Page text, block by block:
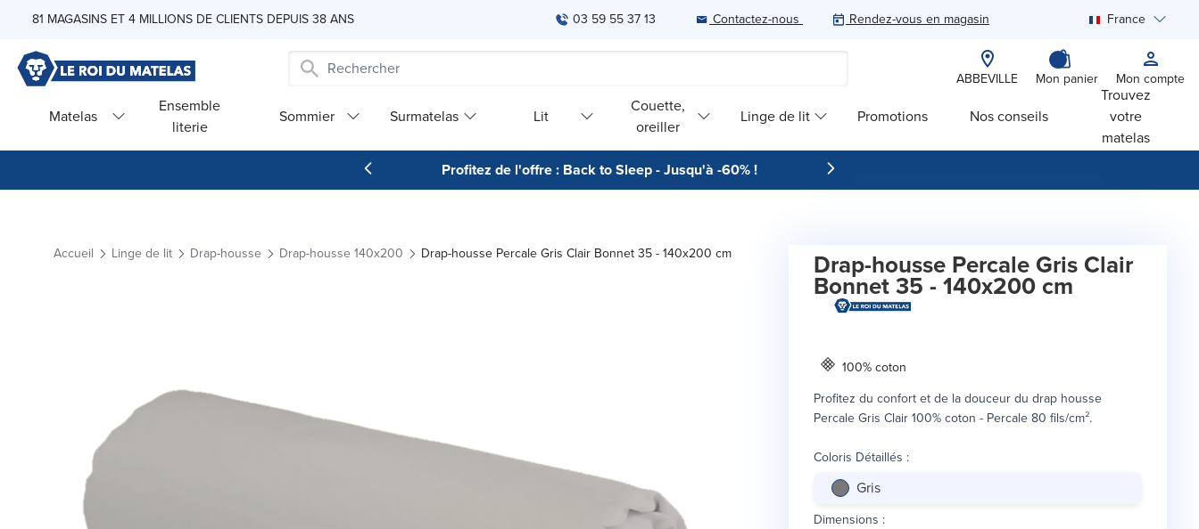
Skip to Content
81 MAGASINS ET 4 MILLIONS DE CLIENTS DEPUIS 38 ANS 03 59 55 37 13 Contactez-nous Rendez-vous en magasin France
ABBEVILLE Mon panier Mon compte
Matelas
Ensemble
literie
Sommier Surmatelas Lit
Couette,
oreiller
Linge de lit Promotions Nos conseils
Trouvez
votre
matelas
Profitez de l'offre : Back to Sleep - Jusqu'à -60% !
Accueil Linge de lit Drap-housse Drap-housse 140x200 Drap-housse Percale Gris Clair Bonnet 35 - 140x200 cm Drap-housse Percale Gris Clair
Bonnet 35 - 140x200 cm
100% coton
Profitez du confort et de la douceur du drap housse
Percale Gris Clair 100% coton - Percale 80 fils/cm².
Coloris Détaillés :
Gris
Dimensions :